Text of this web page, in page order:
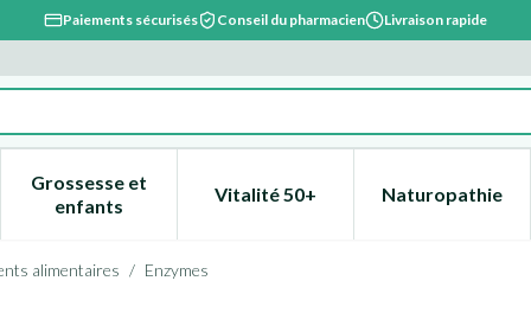
Paiements sécurisés Conseil du pharmacien Livraison rapide
Beauté, soins et hygiène
menu pour la catégorie Régime, alimentation &
Grossesse et
enfantsAfficher le sous-menu pour la catégorie
Vitalité 50+Afficher le sous-menu pour la
Naturopathie
Afficher
alimentaires / Enzymes